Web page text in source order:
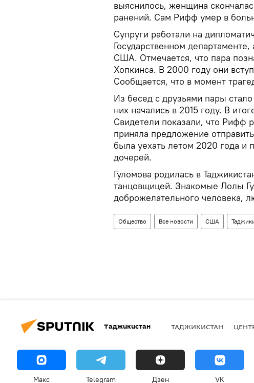
выяснилось, женщина
ранений. Сам Рифф умер в
Супруги работали на
Государственном
США. Отмечается, что пара
Хопкинса. В 2000 году они
Сообщается, что в момент
Из бесед с друзьями пары
них начались в 2015 году. В
Свидетели показали, что Рифф
приняла предложение
была уехать летом 2020 года и
дочерей.
Гуломова родилась в
танцовщицей. Знакомые Лолы
доброжелательного человека,
Общество Все новости США
Таджикистан ТАДЖИКИСТАН
Макс Telegram Дзен VK